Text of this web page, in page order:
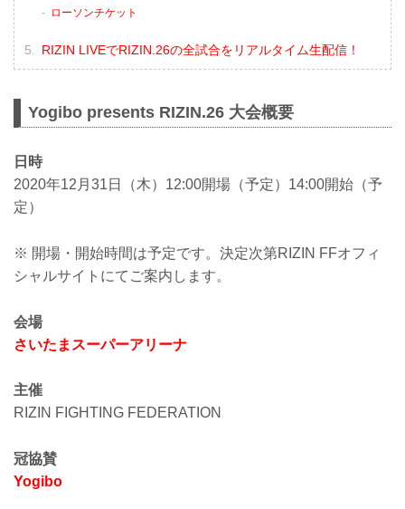
ローソンチケット
RIZIN LIVEでRIZIN.26の全試合をリアルタイム生配信！
Yogibo presents RIZIN.26 大会概要
日時
2020年12月31日（木）12:00開場（予定）14:00開始（予
定）
※ 開場・開始時間は予定です。決定次第RIZIN FFオフィ
シャルサイトにてご案内します。
会場
さいたまスーパーアリーナ
主催
RIZIN FIGHTING FEDERATION
冠協賛
Yogibo